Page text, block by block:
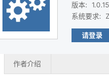
版本:
1.0.15
系统要求:
请登录
作者介绍